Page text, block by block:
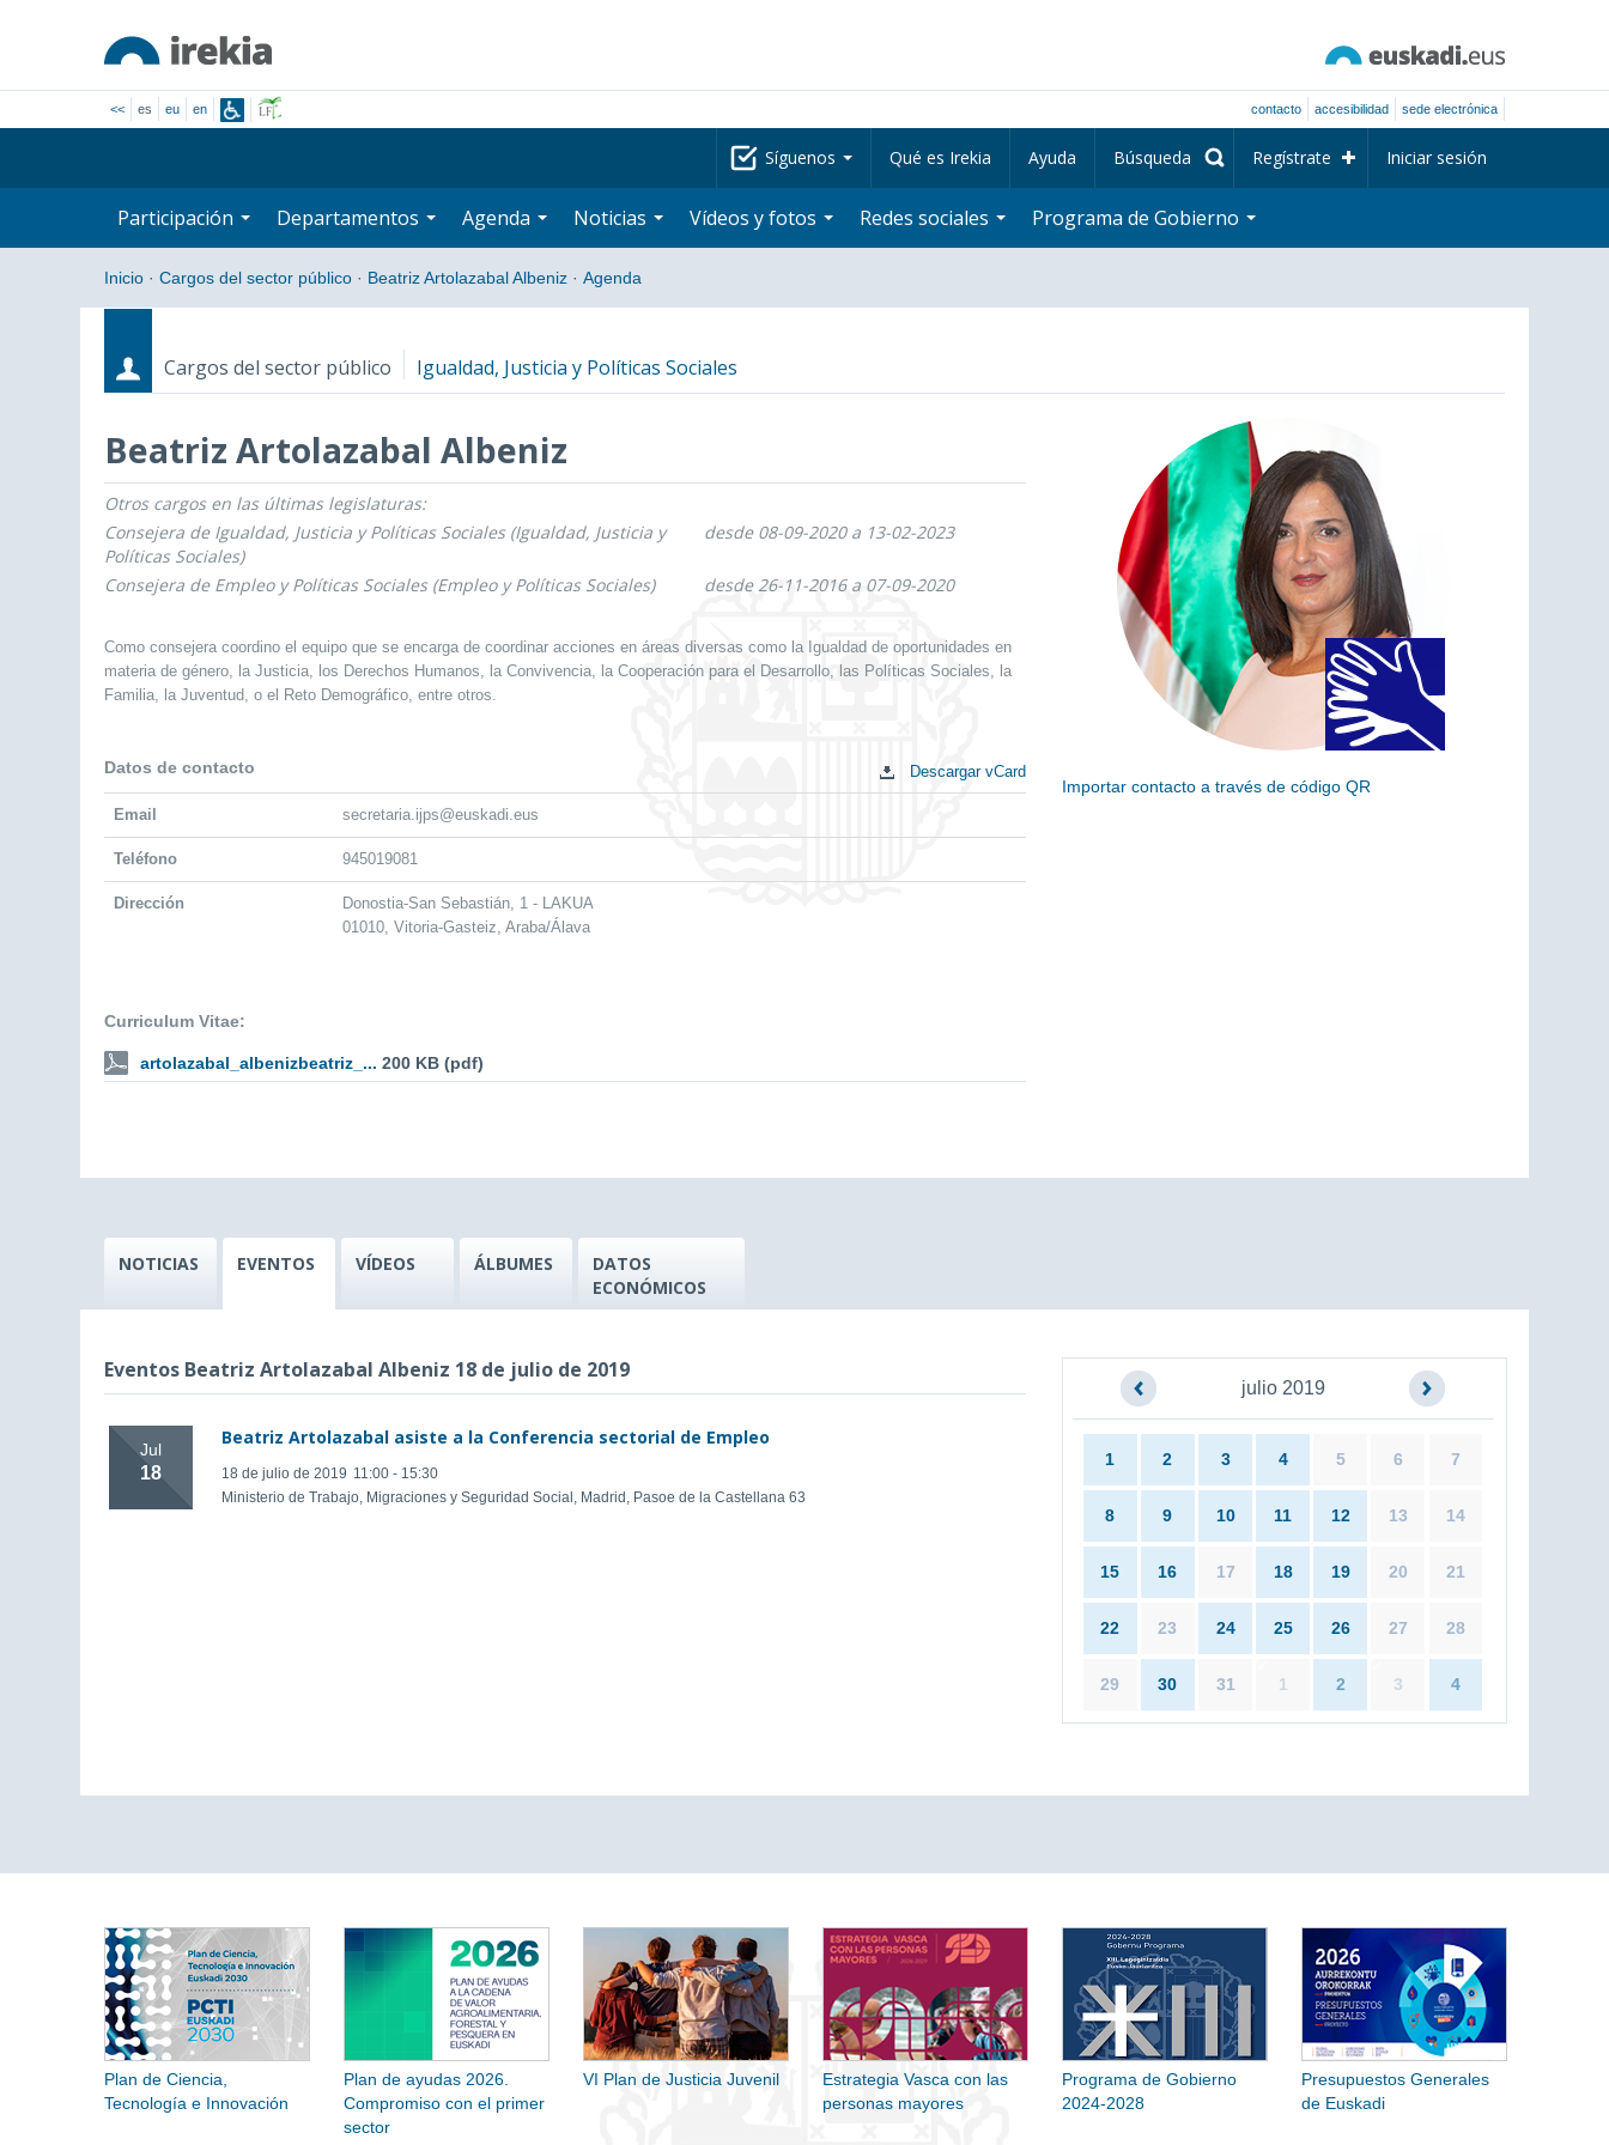
<< es eu en contacto accesibilidad sede electrónica
Síguenos Qué es Irekia Ayuda Búsqueda Regístrate Iniciar sesión
Participación Departamentos Agenda Noticias Vídeos y fotos Redes sociales Programa de Gobierno
Inicio · Cargos del sector público · Beatriz Artolazabal Albeniz · Agenda
Cargos del sector público Igualdad, Justicia y Políticas Sociales
Beatriz Artolazabal Albeniz
CargosFecha de inicio - Fecha fin
Otros cargos en las últimas legislaturas:
Consejera de Igualdad, Justicia y Políticas Sociales (Igualdad, Justicia y
Políticas Sociales)
desde 08-09-2020 a 13-02-2023
Consejera de Empleo y Políticas Sociales (Empleo y Políticas Sociales) desde 26-11-2016 a 07-09-2020
Como consejera coordino el equipo que se encarga de coordinar acciones en áreas diversas como la Igualdad de oportunidades en
materia de género, la Justicia, los Derechos Humanos, la Convivencia, la Cooperación para el Desarrollo, las Políticas Sociales, la
Familia, la Juventud, o el Reto Demográfico, entre otros.
Datos de contacto Descargar vCard
Email secretaria.ijps@euskadi.eus
Teléfono 945019081
Dirección
Donostia-San Sebastián, 1 - LAKUA
01010, Vitoria-Gasteiz, Araba/Álava
Curriculum Vitae:
artolazabal_albenizbeatriz_... 200 KB (pdf)
Importar contacto a través de código QR
NOTICIAS EVENTOS VÍDEOS ÁLBUMES
DATOS
ECONÓMICOS
Eventos Beatriz Artolazabal Albeniz 18 de julio de 2019
Jul
18
Beatriz Artolazabal asiste a la Conferencia sectorial de Empleo
18 de julio de 2019 11:00 - 15:30
Ministerio de Trabajo, Migraciones y Seguridad Social, Madrid, Pasoe de la Castellana 63
julio 2019
1 2 3 4 5 6 7
8 9 10 11 12 13 14
15 16 17 18 19 20 21
22 23 24 25 26 27 28
29 30 31 1 2 3 4
Plan de Ciencia,
Tecnología e Innovación
Plan de ayudas 2026.
Compromiso con el primer
sector
VI Plan de Justicia Juvenil
Estrategia Vasca con las
personas mayores
Programa de Gobierno
2024-2028
Presupuestos Generales
de Euskadi